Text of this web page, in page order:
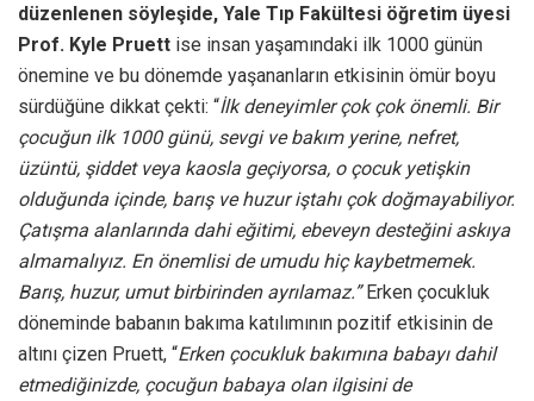
düzenlenen söyleşide, Yale Tıp Fakültesi öğretim üyesi
Prof. Kyle Pruett ise insan yaşamındaki ilk 1000 günün
önemine ve bu dönemde yaşananların etkisinin ömür boyu
sürdüğüne dikkat çekti: “İlk deneyimler çok çok önemli. Bir
çocuğun ilk 1000 günü, sevgi ve bakım yerine, nefret,
üzüntü, şiddet veya kaosla geçiyorsa, o çocuk yetişkin
olduğunda içinde, barış ve huzur iştahı çok doğmayabiliyor.
Çatışma alanlarında dahi eğitimi, ebeveyn desteğini askıya
almamalıyız. En önemlisi de umudu hiç kaybetmemek.
Barış, huzur, umut birbirinden ayrılamaz.”Erken çocukluk
döneminde babanın bakıma katılımının pozitif etkisinin de
altını çizen Pruett, “Erken çocukluk bakımına babayı dahil
etmediğinizde, çocuğun babaya olan ilgisini de